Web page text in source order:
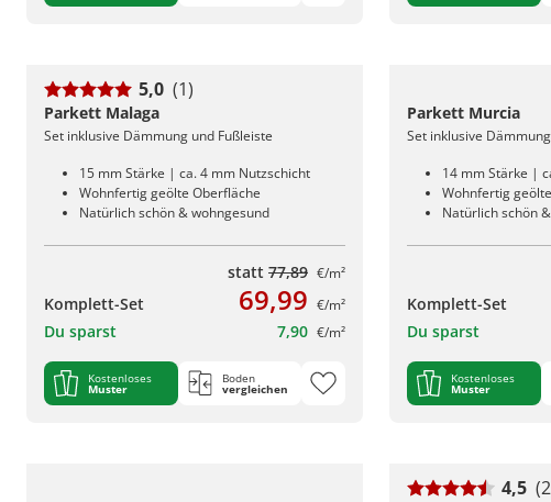
5,0 (1)
Parkett Malaga
Set inklusive Dämmung und Fußleiste
15 mm Stärke | ca. 4 mm Nutzschicht
Wohnfertig geölte Oberfläche
Natürlich schön & wohngesund
statt 77,89 €/m²
Komplett-Set 69,99 €/m²
Du sparst 7,90 €/m²
Kostenloses
Muster
Boden
vergleichen
Parkett Murcia
Set inklusive
14 mm Stärke |
Wohnfertig
Natürlich schön
Komplett-Set
Du sparst
Kostenloses
Muster
4,5